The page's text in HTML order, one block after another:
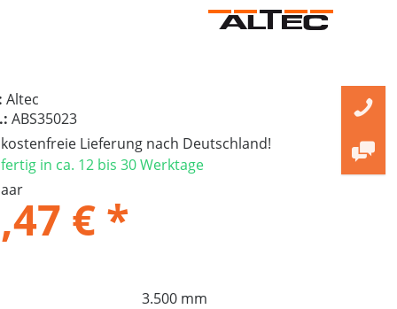
Altec
ABS35023
Lieferung nach Deutschland!
in ca. 12 bis 30 Werktage
€ *
3.500 mm